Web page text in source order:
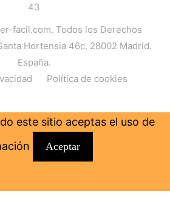
43
facil.com. Todos los Derechos
Hortensia 46c, 28002 Madrid.
España.
Política de cookies
este sitio aceptas el uso de
Aceptar